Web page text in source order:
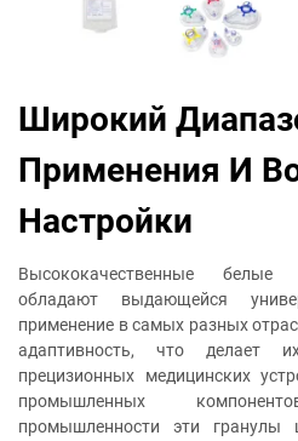
Широкий
Применения И
Настройки
Высококачественные белые
обладают выдающейся
применение в самых разных
адаптивность, что делает
прецизионных медицинских
промышленных
промышленности эти гранулы